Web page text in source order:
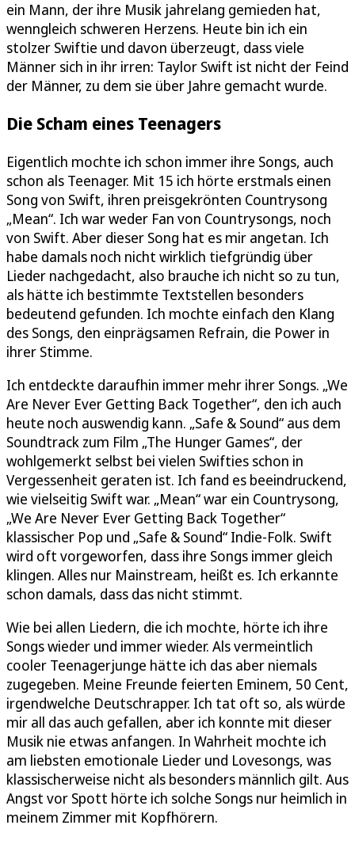
ein Mann, der ihre Musik jahrelang gemieden hat,
wenngleich schweren Herzens. Heute bin ich ein
stolzer Swiftie und davon überzeugt, dass viele
Männer sich in ihr irren: Taylor Swift ist nicht der Feind
der Männer, zu dem sie über Jahre gemacht wurde.
Die Scham eines Teenagers
Eigentlich mochte ich schon immer ihre Songs, auch
schon als Teenager. Mit 15 ich hörte erstmals einen
Song von Swift, ihren preisgekrönten Countrysong
„Mean“. Ich war weder Fan von Countrysongs, noch
von Swift. Aber dieser Song hat es mir angetan. Ich
habe damals noch nicht wirklich tiefgründig über
Lieder nachgedacht, also brauche ich nicht so zu tun,
als hätte ich bestimmte Textstellen besonders
bedeutend gefunden. Ich mochte einfach den Klang
des Songs, den einprägsamen Refrain, die Power in
ihrer Stimme.
Ich entdeckte daraufhin immer mehr ihrer Songs. „We
Are Never Ever Getting Back Together“, den ich auch
heute noch auswendig kann. „Safe & Sound“ aus dem
Soundtrack zum Film „The Hunger Games“, der
wohlgemerkt selbst bei vielen Swifties schon in
Vergessenheit geraten ist. Ich fand es beeindruckend,
wie vielseitig Swift war. „Mean“ war ein Countrysong,
„We Are Never Ever Getting Back Together“
klassischer Pop und „Safe & Sound“ Indie-Folk. Swift
wird oft vorgeworfen, dass ihre Songs immer gleich
klingen. Alles nur Mainstream, heißt es. Ich erkannte
schon damals, dass das nicht stimmt.
Wie bei allen Liedern, die ich mochte, hörte ich ihre
Songs wieder und immer wieder. Als vermeintlich
cooler Teenagerjunge hätte ich das aber niemals
zugegeben. Meine Freunde feierten Eminem, 50 Cent,
irgendwelche Deutschrapper. Ich tat oft so, als würde
mir all das auch gefallen, aber ich konnte mit dieser
Musik nie etwas anfangen. In Wahrheit mochte ich
am liebsten emotionale Lieder und Lovesongs, was
klassischerweise nicht als besonders männlich gilt. Aus
Angst vor Spott hörte ich solche Songs nur heimlich in
meinem Zimmer mit Kopfhörern.